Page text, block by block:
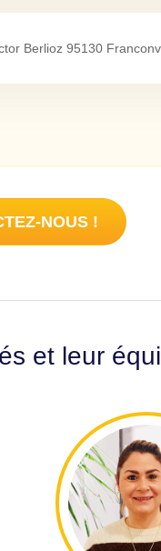
Berlioz 95130
NOUS !
et leur